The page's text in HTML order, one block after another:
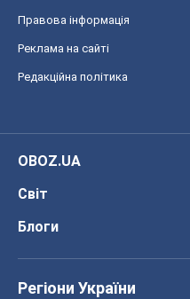
Правова інформація
Реклама на сайті
Редакційна політика
OBOZ.UA
Світ
Блоги
Регіони України